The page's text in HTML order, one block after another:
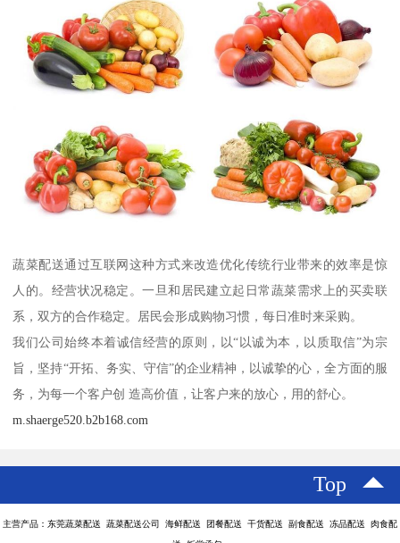
蔬菜配送通过互联网这种方式来改造优化传统行业带来的效率是惊
人的。经营状况稳定。一旦和居民建立起日常蔬菜需求上的买卖联
系，双方的合作稳定。居民会形成购物习惯，每日准时来采购。
我们公司始终本着诚信经营的原则，以“以诚为本，以质取信”为宗
旨，坚持“开拓、务实、守信”的企业精神，以诚挚的心，全方面的服
务，为每一个客户创 造高价值，让客户来的放心，用的舒心。
m.shaerge520.b2b168.com
Top
主营产品：东莞蔬菜配送 蔬菜配送公司 海鲜配送 团餐配送 干货配送 副食配送 冻品配送 肉食配